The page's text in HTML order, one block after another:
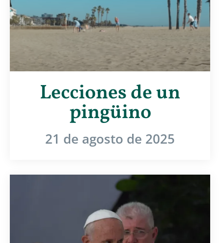
Lecciones de un
pingüino
21 de agosto de 2025